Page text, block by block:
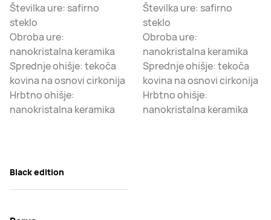
Številka ure: safirno
steklo
Obroba ure:
nanokristalna keramika
Sprednje ohišje: tekoča
kovina na osnovi cirkonija
Hrbtno ohišje:
nanokristalna keramika
Številka ure: safirno
steklo
Obroba ure:
nanokristalna keramika
Sprednje ohišje: tekoča
kovina na osnovi cirkonija
Hrbtno ohišje:
nanokristalna keramika
Black edition